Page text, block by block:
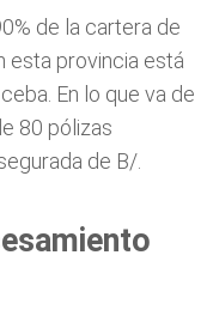
de la cartera de
esta provincia está
En lo que va de
80 pólizas
de B/.